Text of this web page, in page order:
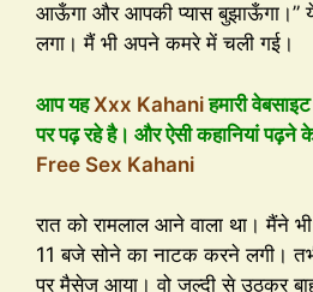
आऊँगा और आपकी प्यास बुझाऊँगा।”
लगा। मैं भी अपने कमरे में चली गई।
आप यहXxx Kahaniहमारी
पर पढ़ रहे है। और ऐसी कहानियां पढ़ने के
Free Sex Kahani
रात को रामलाल आने वाला था। मैंने
11 बजे सोने का नाटक करने लगी।
पर मैसेज आया। वो जल्दी से उठकर